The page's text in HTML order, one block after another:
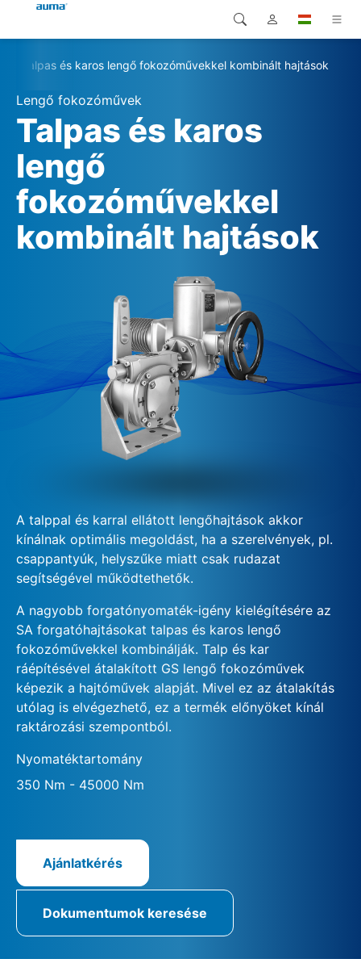
Termékek
Megoldások
Letöltések
Szerviz
Vállalat
Global
Európa
Ázsia és Csendes-óceáni
térség
Észak-Amerika
Keresés
Talpas és karos lengő fokozóművekkel kombinált hajtások
Lengő fokozóművek
Talpas és karos
lengő
fokozóművekkel
kombinált hajtások
A talppal és karral ellátott lengőhajtások akkor
kínálnak optimális megoldást, ha a szerelvények, pl.
csappantyúk, helyszűke miatt csak rudazat
segítségével működtethetők.
A nagyobb forgatónyomaték-igény kielégítésére az
SA forgatóhajtásokat talpas és karos lengő
fokozóművekkel kombinálják. Talp és kar
ráépítésével átalakított GS lengő fokozóművek
képezik a hajtóművek alapját. Mivel ez az átalakítás
utólag is elvégezhető, ez a termék előnyöket kínál
raktározási szempontból.
Nyomatéktartomány
350 Nm - 45000 Nm
Ajánlatkérés
Dokumentumok keresése